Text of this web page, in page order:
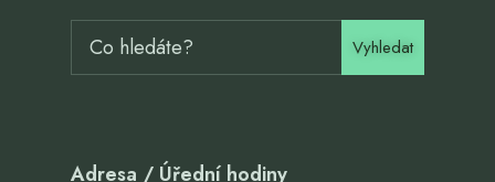
Vyhledat
Adresa / Úřední hodiny